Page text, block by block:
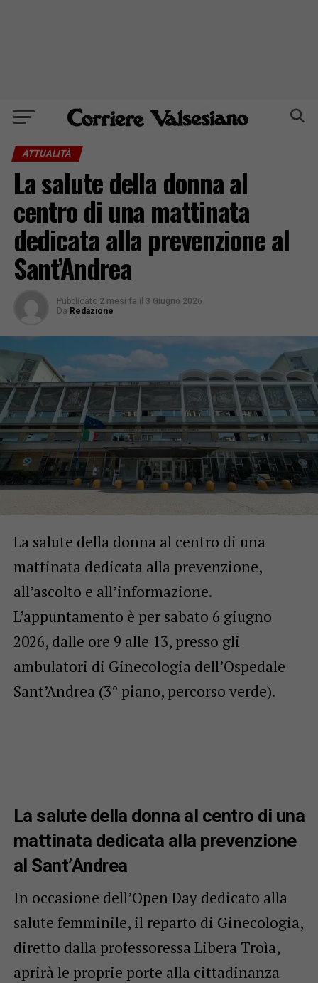
ATTUALITÀ
La salute della donna al
centro di una mattinata
dedicata alla prevenzione al
Sant’Andrea
Pubblicato 2 mesi fa il 3 Giugno 2026
Da Redazione
La salute della donna al centro di una
mattinata dedicata alla prevenzione,
all’ascolto e all’informazione.
L’appuntamento è per sabato 6 giugno
2026, dalle ore 9 alle 13, presso gli
ambulatori di Ginecologia dell’Ospedale
Sant’Andrea (3° piano, percorso verde).
La salute della donna al centro di una
mattinata dedicata alla prevenzione
al Sant’Andrea
In occasione dell’Open Day dedicato alla
salute femminile, il reparto di Ginecologia,
diretto dalla professoressa Libera Troìa,
aprirà le proprie porte alla cittadinanza